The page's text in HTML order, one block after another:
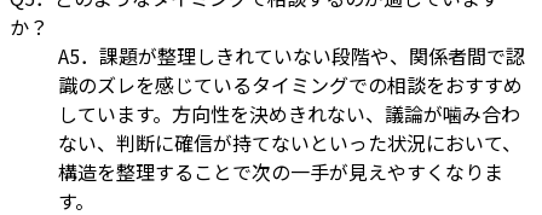
か？
A5．課題が整理しきれていない段階や、関係者間で認
識のズレを感じているタイミングでの相談をおすすめ
しています。方向性を決めきれない、議論が噛み合わ
ない、判断に確信が持てないといった状況において、
構造を整理することで次の一手が見えやすくなりま
す。